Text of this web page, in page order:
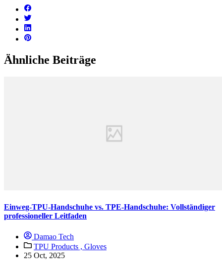
Ähnliche Beiträge
Einweg-TPU-Handschuhe vs. TPE-Handschuhe: Vollständiger
professioneller Leitfaden
Damao Tech
TPU Products , Gloves
25 Oct, 2025